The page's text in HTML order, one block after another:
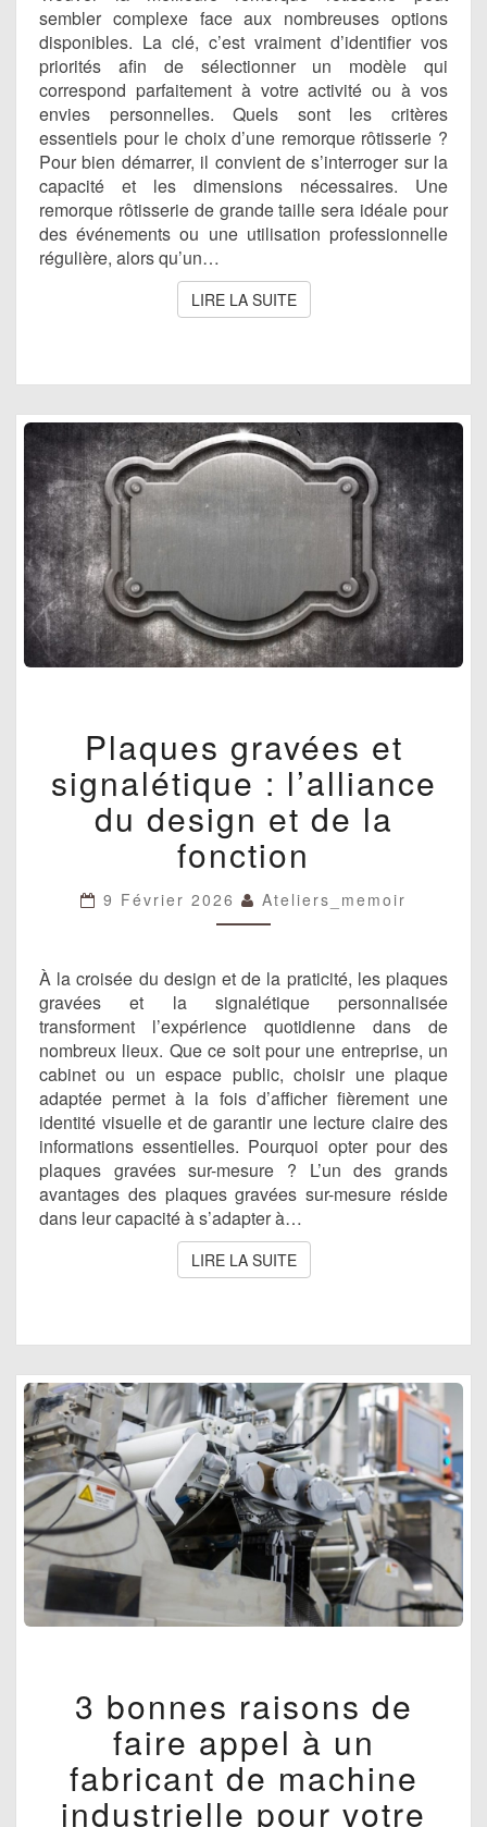
sembler complexe face aux nombreuses options
disponibles. La clé, c’est vraiment d’identifier vos
priorités afin de sélectionner un modèle qui
correspond parfaitement à votre activité ou à vos
envies personnelles. Quels sont les critères
essentiels pour le choix d’une remorque rôtisserie ?
Pour bien démarrer, il convient de s’interroger sur la
capacité et les dimensions nécessaires. Une
remorque rôtisserie de grande taille sera idéale pour
des événements ou une utilisation professionnelle
régulière, alors qu’un…
LIRE LA SUITELIRE LA SUITE
GRAVÉES
ET
SIGNALÉTIQUE
:
L’ALLIANCE
DU
DESIGN
ET
DE
Plaques gravées et
signalétique : l’alliance
du design et de la
fonction
9 Février 2026 Ateliers_memoir
À la croisée du design et de la praticité, les plaques
gravées et la signalétique personnalisée
transforment l’expérience quotidienne dans de
nombreux lieux. Que ce soit pour une entreprise, un
cabinet ou un espace public, choisir une plaque
adaptée permet à la fois d’afficher fièrement une
identité visuelle et de garantir une lecture claire des
informations essentielles. Pourquoi opter pour des
plaques gravées sur-mesure ? L’un des grands
avantages des plaques gravées sur-mesure réside
dans leur capacité à s’adapter à…
LIRE LA SUITELIRE LA SUITE
BONNES
RAISONS
DE
FAIRE
APPEL
3 bonnes raisons de
faire appel à un
fabricant de machine
industrielle pour votre